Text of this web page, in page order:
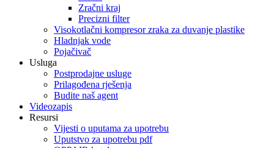
Zračni kraj
Precizni filter
Visokotlačni kompresor zraka za duvanje plastike
Hladnjak vode
Pojačivač
Usluga
Postprodajne usluge
Prilagođena rješenja
Budite naš agent
Videozapis
Resursi
Vijesti o uputama za upotrebu
Uputstvo za upotrebu pdf